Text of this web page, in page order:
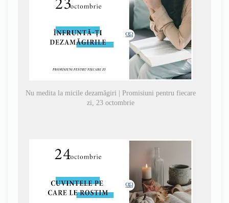
Nu medita la micile dezamăgiri | Promisiuni pentru fiecare
zi, 23 octombrie